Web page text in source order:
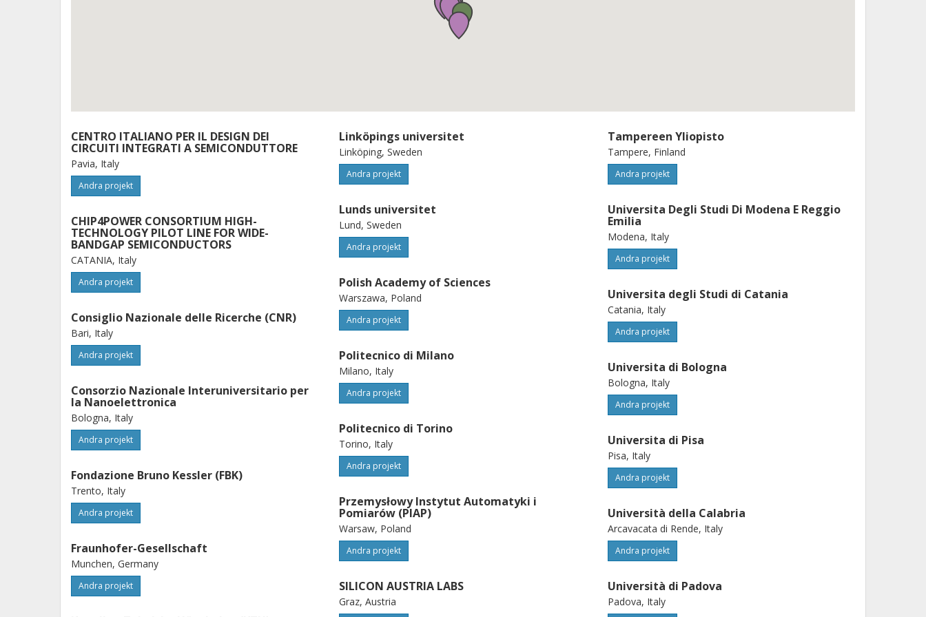
CENTRO ITALIANO PER IL DESIGN DEI
CIRCUITI INTEGRATI A SEMICONDUTTORE
Pavia, Italy
Andra projekt
CHIP4POWER CONSORTIUM HIGH-
TECHNOLOGY PILOT LINE FOR WIDE-
BANDGAP SEMICONDUCTORS
CATANIA, Italy
Andra projekt
Consiglio Nazionale delle Ricerche (CNR)
Bari, Italy
Andra projekt
Consorzio Nazionale Interuniversitario per
la Nanoelettronica
Bologna, Italy
Andra projekt
Fondazione Bruno Kessler (FBK)
Trento, Italy
Andra projekt
Fraunhofer-Gesellschaft
Munchen, Germany
Andra projekt
Linköpings universitet
Linköping, Sweden
Andra projekt
Lunds universitet
Lund, Sweden
Andra projekt
Polish Academy of Sciences
Warszawa, Poland
Andra projekt
Politecnico di Milano
Milano, Italy
Andra projekt
Politecnico di Torino
Torino, Italy
Andra projekt
Przemysłowy Instytut Automatyki i
Pomiarów (PIAP)
Warsaw, Poland
Andra projekt
SILICON AUSTRIA LABS
Graz, Austria
Tampereen Yliopisto
Tampere, Finland
Andra projekt
Universita Degli Studi Di Modena E Reggio
Emilia
Modena, Italy
Andra projekt
Universita degli Studi di Catania
Catania, Italy
Andra projekt
Universita di Bologna
Bologna, Italy
Andra projekt
Universita di Pisa
Pisa, Italy
Andra projekt
Università della Calabria
Arcavacata di Rende, Italy
Andra projekt
Università di Padova
Padova, Italy